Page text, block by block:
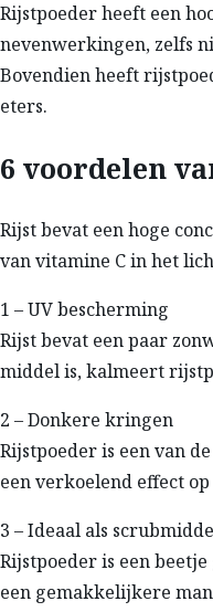
Rijstpoeder heeft een
nevenwerkingen, zelfs
Bovendien heeft
eters.
6 voordelen
Rijst bevat een hoge
van vitamine C in het
1 – UV bescherming
Rijst bevat een paar
middel is, kalmeert
2 – Donkere kringen
Rijstpoeder is een van
een verkoelend effect
3 – Ideaal als
Rijstpoeder is een
een gemakkelijkere